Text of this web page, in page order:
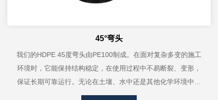
45°弯头
我们的HDPE 45度弯头由PE100制成。在面对复杂多变的施工
环境时，它能保持结构稳定，在使用过程中不易断裂、变形，
保证长期可靠运行。无论在土壤、水中还是其他化学环境中，
都表现出良好的稳...